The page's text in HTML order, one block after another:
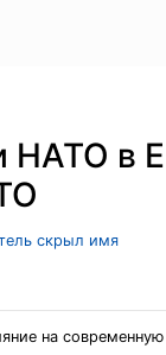
в
скрыл имя
на